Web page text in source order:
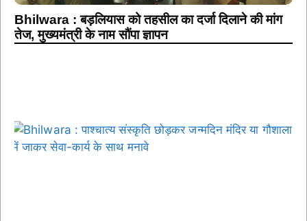
Bhilwara : बड़लियास को तहसील का दर्जा दिलाने की मांग
तेज, मुख्यमंत्री के नाम सौंपा ज्ञापन